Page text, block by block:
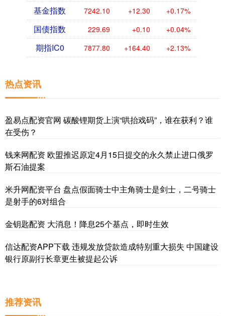
基金指数 7242.10 +12.30 +0.17%
国债指数 229.69 +0.10 +0.04%
期指IC0 7877.80 +164.40 +2.13%
热点资讯
盈易点配资官网 碳酸锂期货上演“哄抬戏码”，谁在获利？谁
在受伤？
钱来网配资 欧盟推迟原定4月15日提交的永久禁止进口俄罗
斯石油提案
米升网配资平台 盘点假面骑士中主角骑士是剑士，二号骑士
是射手的6对组合
金钥匙配资 大消息！降息25个基点，即时生效
信达配资APP下载 违规发放贷款造成特别重大损失 中国建设
银行原副行长章更生被提起公诉
推荐资讯